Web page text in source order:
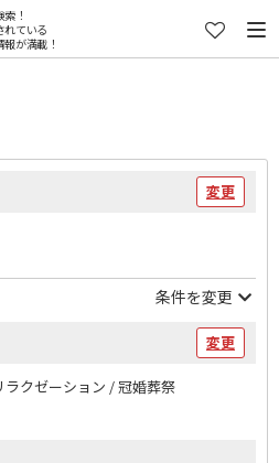
！
れている
が満載！
変更
条件を変更
変更
クゼーション / 冠婚葬祭